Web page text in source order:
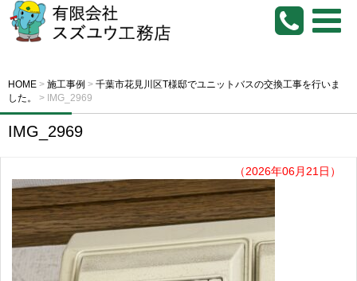
HOME > 施工事例 > 千葉市花見川区T様邸でユニットバスの交換工事を行いま
した。
> IMG_2969
IMG_2969
（2026年06月21日）